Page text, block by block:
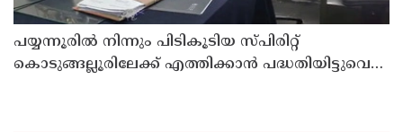
പയ്യന്നൂരിൽ നിന്നും പിടികൂടിയ സ്പിരിറ്റ്
കൊടുങ്ങല്ലൂരിലേക്ക് എത്തിക്കാൻ പദ്ധതിയിട്ടുവെന്ന്